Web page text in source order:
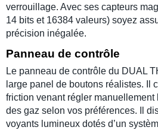
verrouillage. Avec ses capteurs
14 bits et 16384 valeurs) soyez
précision inégalée.
Panneau de contrôle
Le panneau de contrôle du DUAL
large panel de boutons réalistes. Il
friction venant régler manuellement
des gaz selon vos préférences. Il
voyants lumineux dotés d’un